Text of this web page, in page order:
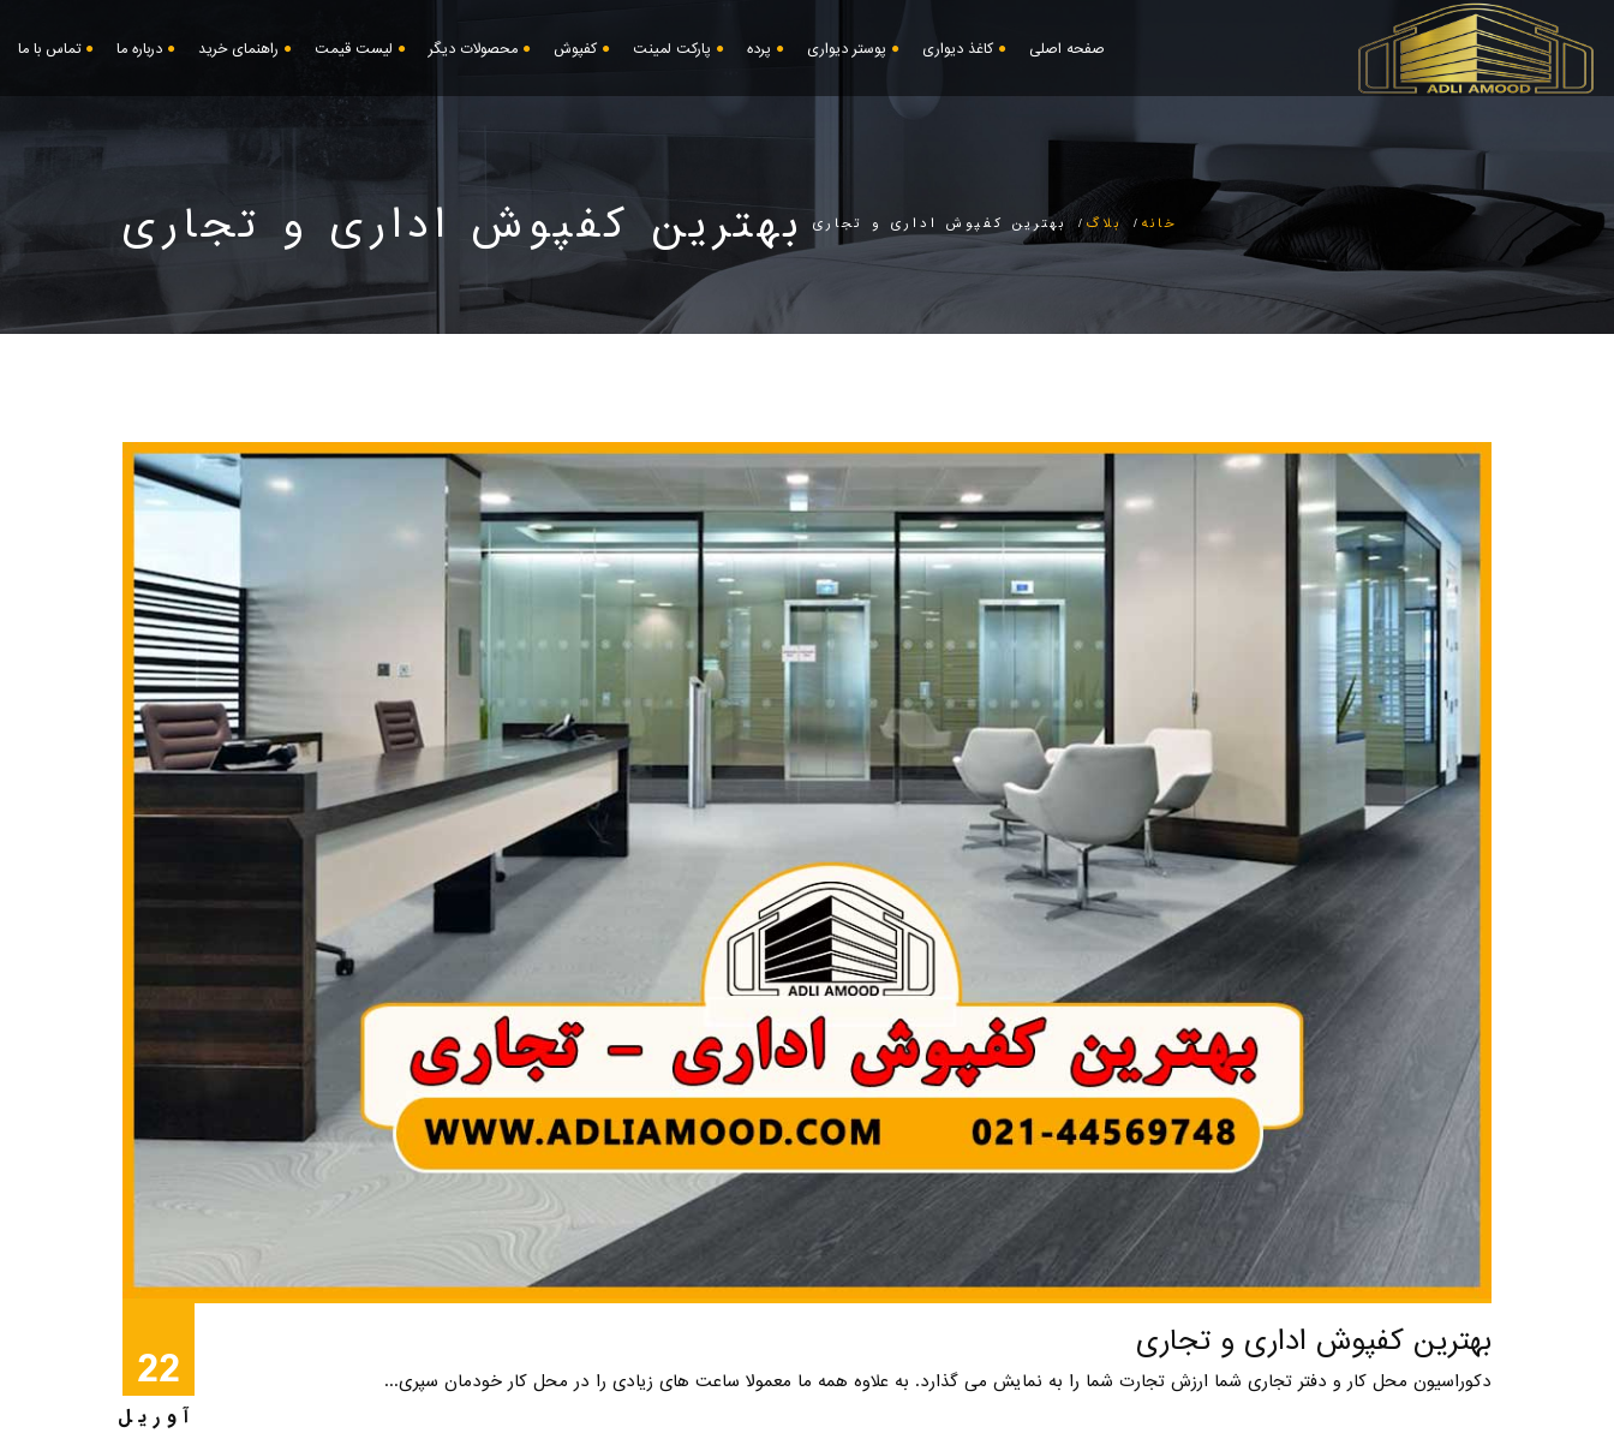
صفحه اصلی کاغذ دیواری پوستر دیواری پرده پارکت لمینت کفپوش محصولات دیگر لیست قیمت راهنمای خرید درباره ما تماس با ما
بهترین کفپوش اداری و تجاری خانه بلاگ بهترین کفپوش اداری و تجاری
22
آوریل
بهترین کفپوش اداری و تجاری
دکوراسیون محل کار و دفتر تجاری شما ارزش تجارت شما را به نمایش می گذارد. به علاوه همه ما معمولا ساعت های زیادی را در محل کار خودمان سپری...